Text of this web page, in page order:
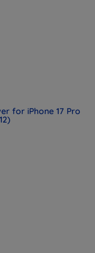
for iPhone 17 Pro